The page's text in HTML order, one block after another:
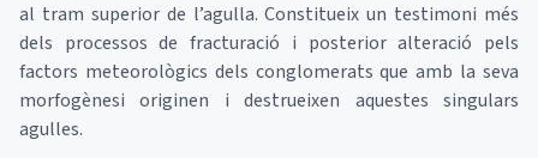
al tram superior de l’agulla. Constitueix un testimoni més
dels processos de fracturació i posterior alteració pels
factors meteorològics dels conglomerats que amb la seva
morfogènesi originen i destrueixen aquestes singulars
agulles.